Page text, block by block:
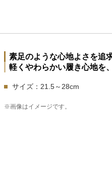
素足のような心地よさを追
軽くやわらかい履き心地を
サイズ：21.5～28cm
※画像はイメージです。